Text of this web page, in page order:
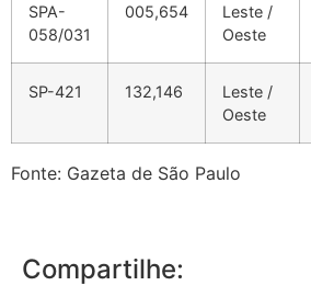
SPA-
058/031
005,654
Leste /
Oeste
SP-421 132,146
Leste /
Oeste
Fonte: Gazeta de São Paulo
Compartilhe: